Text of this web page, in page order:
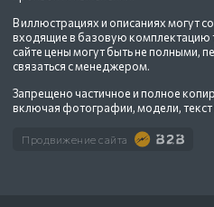
В иллюстрациях и описаниях могут
входящие в базовую комплектацию
сайте цены могут быть не полными,
связаться с менеджером.
Запрещено частичное и полное
включая фотографии, модели, текст
Продвижение сайта